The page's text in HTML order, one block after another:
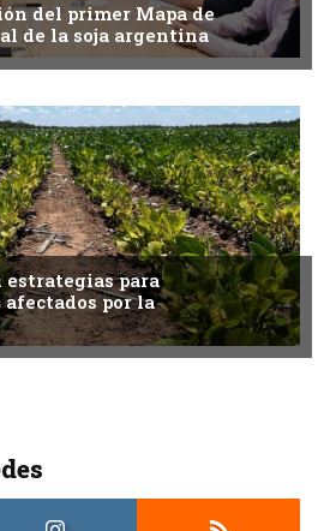
del primer Mapa de
de la soja argentina
estrategias para
por la